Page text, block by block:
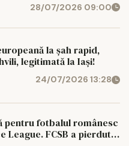
28/07/2026 09:00
la şah rapid,
legitimată la Iași!
24/07/2026 13:28
pentru fotbalul românesc
League. FCSB a pierdut